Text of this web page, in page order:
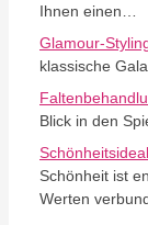
Ihnen einen…
Glamour-
klassische
Blick in den
Schönheit ist
Werten